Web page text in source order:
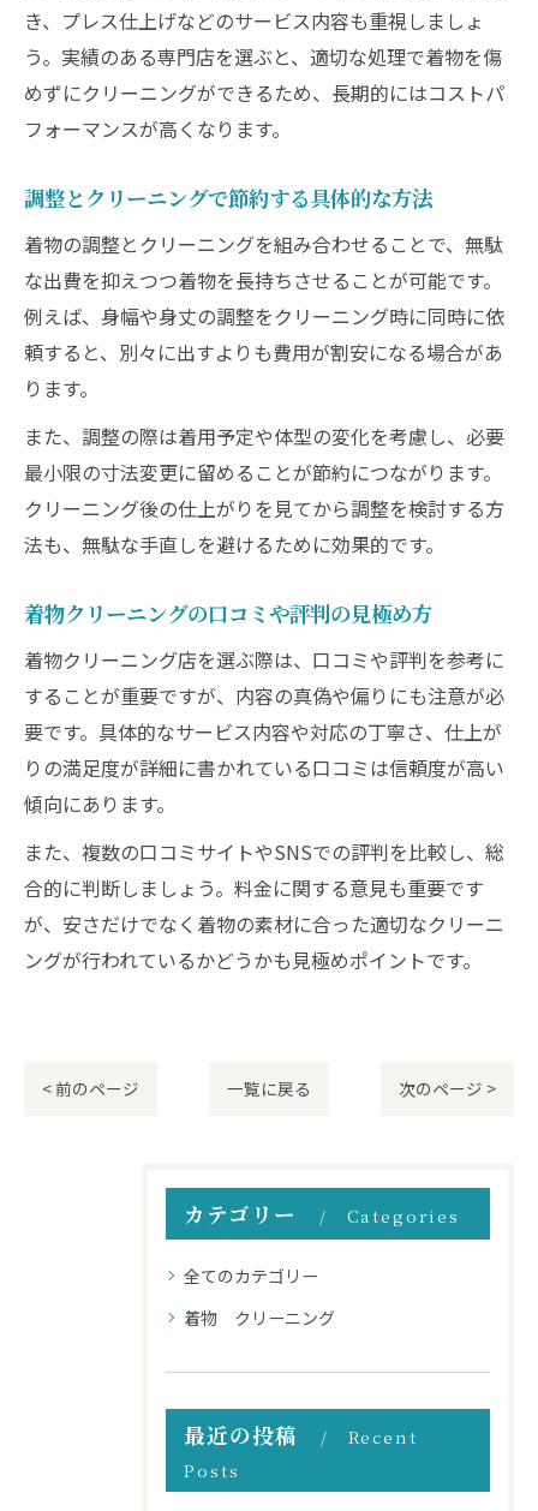
き、プレス仕上げなどのサービス内容も重視しましょ
う。実績のある専門店を選ぶと、適切な処理で着物を傷
めずにクリーニングができるため、長期的にはコストパ
フォーマンスが高くなります。
調整とクリーニングで節約する具体的な方法
着物の調整とクリーニングを組み合わせることで、無駄
な出費を抑えつつ着物を長持ちさせることが可能です。
例えば、身幅や身丈の調整をクリーニング時に同時に依
頼すると、別々に出すよりも費用が割安になる場合があ
ります。
また、調整の際は着用予定や体型の変化を考慮し、必要
最小限の寸法変更に留めることが節約につながります。
クリーニング後の仕上がりを見てから調整を検討する方
法も、無駄な手直しを避けるために効果的です。
着物クリーニングの口コミや評判の見極め方
着物クリーニング店を選ぶ際は、口コミや評判を参考に
することが重要ですが、内容の真偽や偏りにも注意が必
要です。具体的なサービス内容や対応の丁寧さ、仕上が
りの満足度が詳細に書かれている口コミは信頼度が高い
傾向にあります。
また、複数の口コミサイトやSNSでの評判を比較し、総
合的に判断しましょう。料金に関する意見も重要です
が、安さだけでなく着物の素材に合った適切なクリーニ
ングが行われているかどうかも見極めポイントです。
< 前のページ 一覧に戻る 次のページ >
カテゴリー Categories
全てのカテゴリー
着物 クリーニング
最近の投稿
Recent
Posts